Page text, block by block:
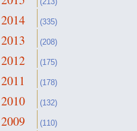
2014 (335)
2013 (208)
2012 (175)
2011 (178)
2010 (132)
2009 (110)